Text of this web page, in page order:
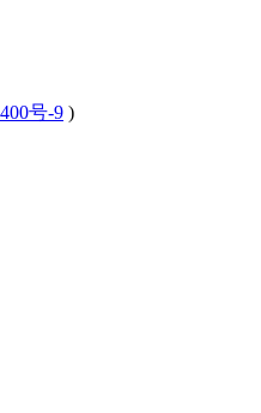
号-9 )